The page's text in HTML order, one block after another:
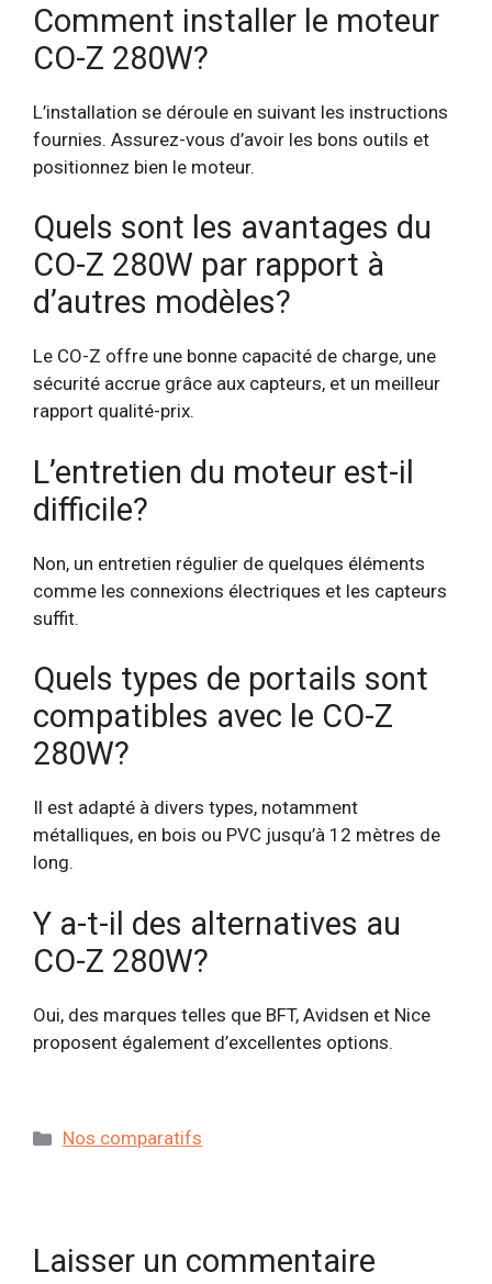
Comment installer le moteur
CO-Z 280W?
L’installation se déroule en suivant les instructions
fournies. Assurez-vous d’avoir les bons outils et
positionnez bien le moteur.
Quels sont les avantages du
CO-Z 280W par rapport à
d’autres modèles?
Le CO-Z offre une bonne capacité de charge, une
sécurité accrue grâce aux capteurs, et un meilleur
rapport qualité-prix.
L’entretien du moteur est-il
difficile?
Non, un entretien régulier de quelques éléments
comme les connexions électriques et les capteurs
suffit.
Quels types de portails sont
compatibles avec le CO-Z
280W?
Il est adapté à divers types, notamment
métalliques, en bois ou PVC jusqu’à 12 mètres de
long.
Y a-t-il des alternatives au
CO-Z 280W?
Oui, des marques telles que BFT, Avidsen et Nice
proposent également d’excellentes options.
Catégories
Nos comparatifs
Laisser un commentaire